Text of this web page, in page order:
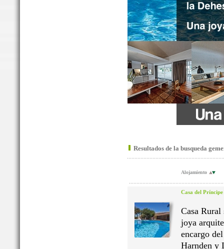
Resultados de la busqueda
Alojamiento
Casa del Príncipe
Casa
joya
encargo
Harnden y